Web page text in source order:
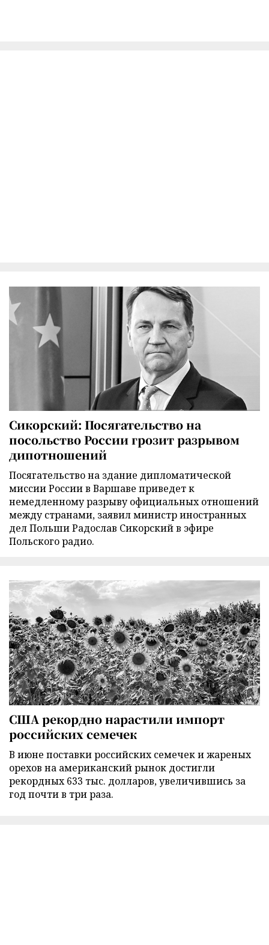
Сикорский: Посягательство на
посольство России грозит разрывом
дипотношений
Посягательство на здание дипломатической
миссии России в Варшаве приведет к
немедленному разрыву официальных отношений
между странами, заявил министр иностранных
дел Польши Радослав Сикорский в эфире
Польского радио.
США рекордно нарастили импорт
российских семечек
В июне поставки российских семечек и жареных
орехов на американский рынок достигли
рекордных 633 тыс. долларов, увеличившись за
год почти в три раза.